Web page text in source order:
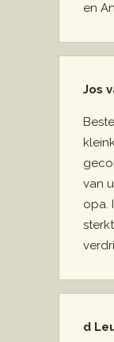
en
Jos
van
opa.
d